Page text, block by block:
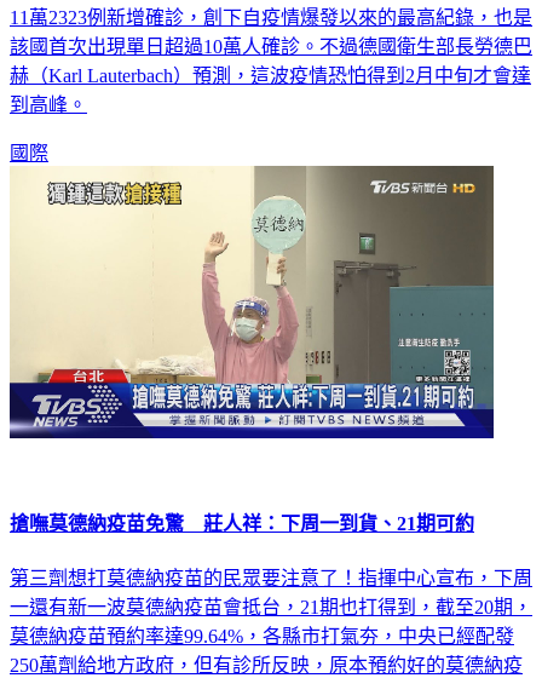
11萬2323例新增確診，創下自疫情爆發以來的最高紀錄，也是
該國首次出現單日超過10萬人確診。不過德國衛生部長勞德巴
赫（Karl Lauterbach）預測，這波疫情恐怕得到2月中旬才會達
到高峰。
國際
搶嘸莫德納疫苗免驚 莊人祥：下周一到貨、21期可約
第三劑想打莫德納疫苗的民眾要注意了！指揮中心宣布，下周
一還有新一波莫德納疫苗會抵台，21期也打得到，截至20期，
莫德納疫苗預約率達99.64%，各縣市打氣夯，中央已經配發
250萬劑給地方政府，但有診所反映，原本預約好的莫德納疫